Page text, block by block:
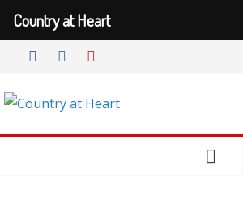
Country at Heart